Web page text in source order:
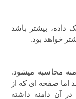
داده، بیشتر باشد
خواهد بود.
محاسبه میشود.
اما صفحه ای که از
در آن دامنه داشته